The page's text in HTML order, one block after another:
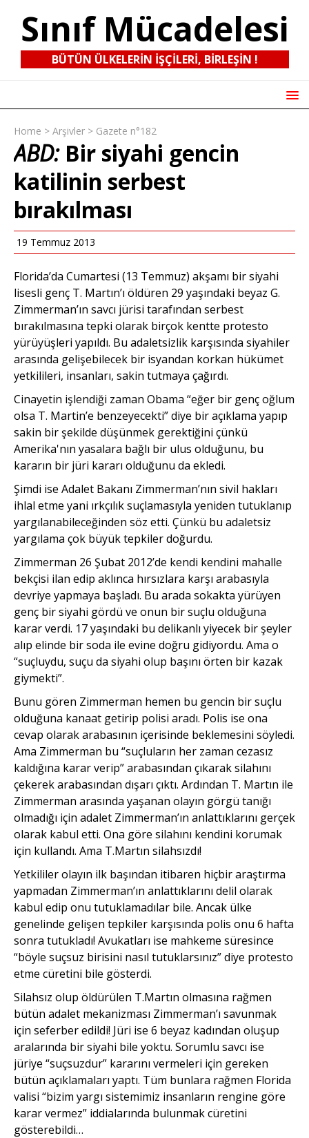
Sınıf Mücadelesi
BÜTÜN ÜLKELERIN IŞÇILERI, BIRLEŞIN !
Home > Arşivler > Gazete n°182
ABD:Bir siyahi gencin
katilinin serbest
bırakılması
19 Temmuz 2013
Florida’da Cumartesi (13 Temmuz) akşamı bir siyahi
lisesli genç T. Martın’ı öldüren 29 yaşındaki beyaz G.
Zimmerman’ın savcı jürisi tarafından serbest
bırakılmasına tepki olarak birçok kentte protesto
yürüyüşleri yapıldı. Bu adaletsizlik karşısında siyahiler
arasında gelişebilecek bir isyandan korkan hükümet
yetkilileri, insanları, sakin tutmaya çağırdı.
Cinayetin işlendiği zaman Obama “eğer bir genç oğlum
olsa T. Martin’e benzeyecekti” diye bir açıklama yapıp
sakin bir şekilde düşünmek gerektiğini çünkü
Amerika'nın yasalara bağlı bir ulus olduğunu, bu
kararın bir jüri kararı olduğunu da ekledi.
Şimdi ise Adalet Bakanı Zimmerman’nın sivil hakları
ihlal etme yani ırkçılık suçlamasıyla yeniden tutuklanıp
yargılanabileceğinden söz etti. Çünkü bu adaletsiz
yargılama çok büyük tepkiler doğurdu.
Zimmerman 26 Şubat 2012’de kendi kendini mahalle
bekçisi ilan edip aklınca hırsızlara karşı arabasıyla
devriye yapmaya başladı. Bu arada sokakta yürüyen
genç bir siyahi gördü ve onun bir suçlu olduğuna
karar verdi. 17 yaşındaki bu delikanlı yiyecek bir şeyler
alıp elinde bir soda ile evine doğru gidiyordu. Ama o
“suçluydu, suçu da siyahi olup başını örten bir kazak
giymekti”.
Bunu gören Zimmerman hemen bu gencin bir suçlu
olduğuna kanaat getirip polisi aradı. Polis ise ona
cevap olarak arabasının içerisinde beklemesini söyledi.
Ama Zimmerman bu “suçluların her zaman cezasız
kaldığına karar verip” arabasından çıkarak silahını
çekerek arabasından dışarı çıktı. Ardından T. Martın ile
Zimmerman arasında yaşanan olayın görgü tanığı
olmadığı için adalet Zimmerman’ın anlattıklarını gerçek
olarak kabul etti. Ona göre silahını kendini korumak
için kullandı. Ama T.Martın silahsızdı!
Yetkililer olayın ilk başından itibaren hiçbir araştırma
yapmadan Zimmerman’ın anlattıklarını delil olarak
kabul edip onu tutuklamadılar bile. Ancak ülke
genelinde gelişen tepkiler karşısında polis onu 6 hafta
sonra tutukladı! Avukatları ise mahkeme süresince
“böyle suçsuz birisini nasıl tutuklarsınız” diye protesto
etme cüretini bile gösterdi.
Silahsız olup öldürülen T.Martın olmasına rağmen
bütün adalet mekanizması Zimmerman’ı savunmak
için seferber edildi! Jüri ise 6 beyaz kadından oluşup
aralarında bir siyahi bile yoktu. Sorumlu savcı ise
jüriye “suçsuzdur” kararını vermeleri için gereken
bütün açıklamaları yaptı. Tüm bunlara rağmen Florida
valisi “bizim yargı sistemimiz insanların rengine göre
karar vermez” iddialarında bulunmak cüretini
gösterebildi…